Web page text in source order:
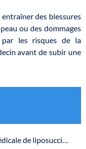
des blessures
ou des dommages
les risques de la
avant de subir une
La lipocryolyse :Une méthode médicale de liposuccion douce